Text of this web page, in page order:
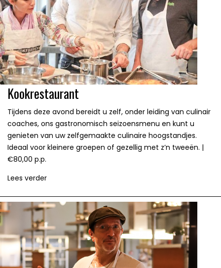
Kookrestaurant
Tijdens deze avond bereidt u zelf, onder leiding van culinair
coaches, ons gastronomisch seizoensmenu en kunt u
genieten van uw zelfgemaakte culinaire hoogstandjes.
Ideaal voor kleinere groepen of gezellig met z’n tweeën. |
€80,00 p.p.
Lees verder